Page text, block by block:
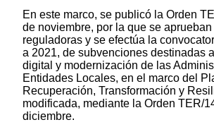
En este marco, se publicó la Orden
de noviembre, por la que se
reguladoras y se efectúa la
a 2021, de subvenciones destinadas
digital y modernización de las
Entidades Locales, en el marco del
Recuperación, Transformación y
modificada, mediante la Orden TER/
diciembre.